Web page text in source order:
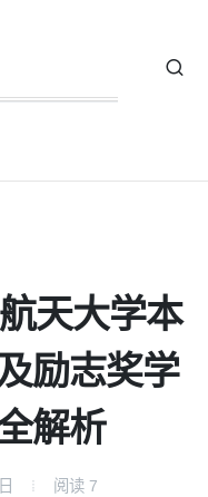
天大学本
励志奖学
解析
阅读 7